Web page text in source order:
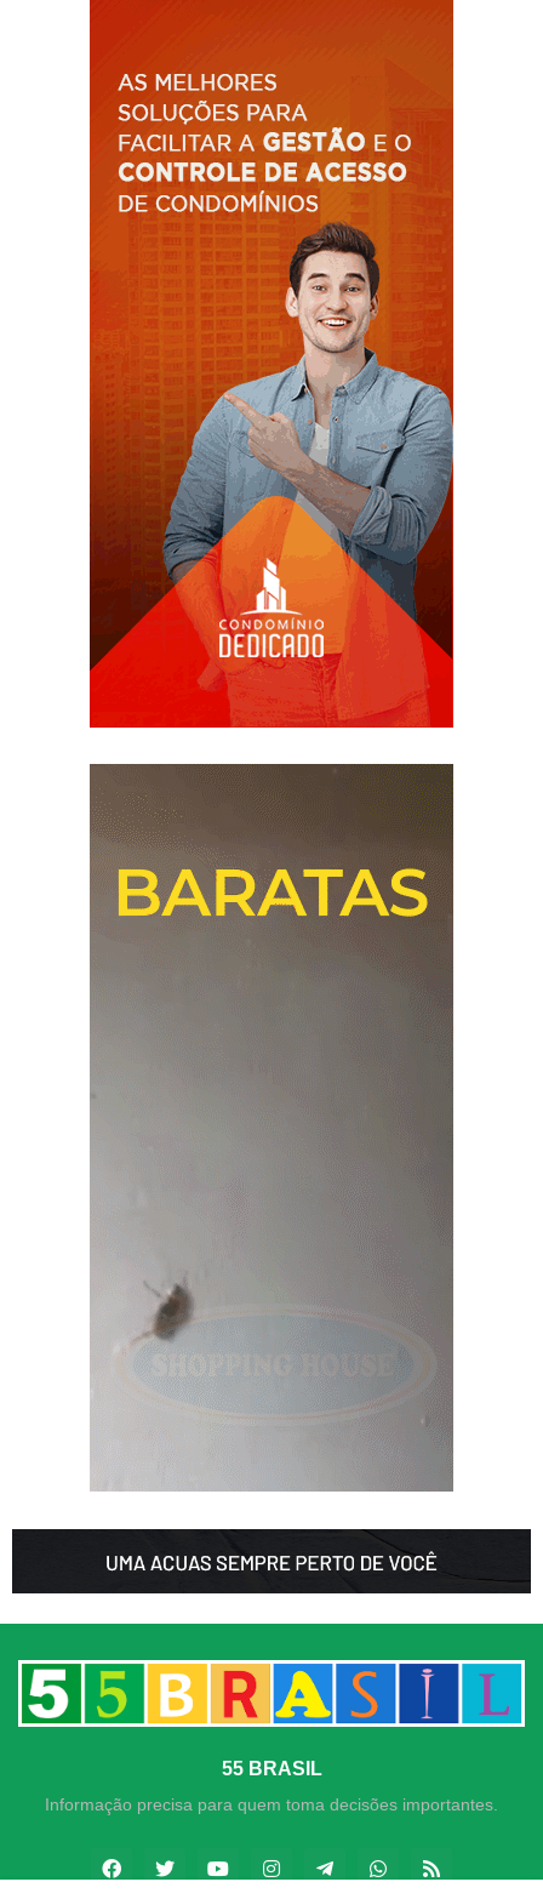
55 BRASIL
Informação precisa para quem toma decisões importantes.